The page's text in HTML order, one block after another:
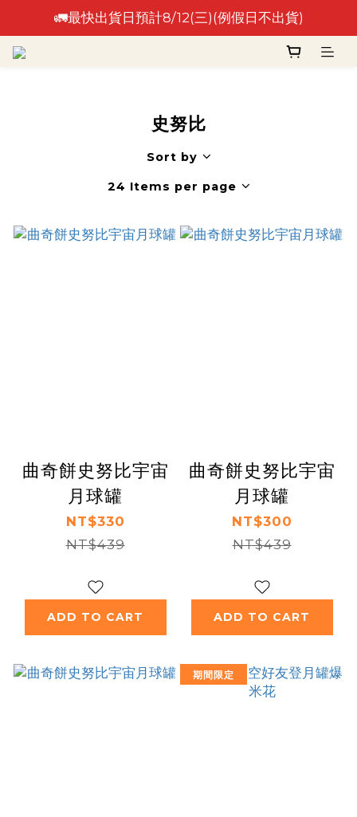
🚛最快出貨日預計8/12(三)(例假日不出貨)
🚛最快出貨日預計8/12(三)(例假日不出貨)
⚠️出貨日非到貨日，實際到貨依物流作業時間為準⚠️
史努比
Sort by
24 Items per page
曲奇餅史努比宇宙
月球罐
NT$330
NT$439
ADD TO CART
曲奇餅史努比宇宙
月球罐
NT$300
NT$439
ADD TO CART
期間限定